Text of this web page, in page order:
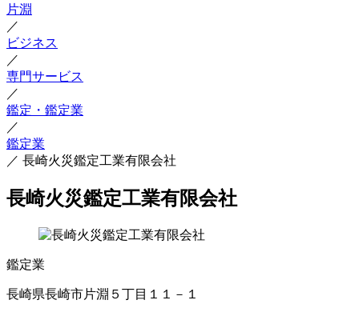
片淵
／
ビジネス
／
専門サービス
／
鑑定・鑑定業
／
鑑定業
／ 長崎火災鑑定工業有限会社
長崎火災鑑定工業有限会社
鑑定業
長崎県長崎市片淵５丁目１１－１